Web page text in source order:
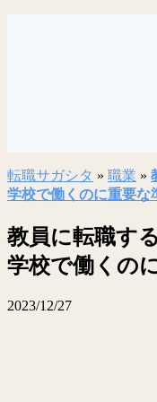
転職サガシタ » 職業 »
学校で働くのに重要な
教員に転職す
学校で働くの
2023/12/27